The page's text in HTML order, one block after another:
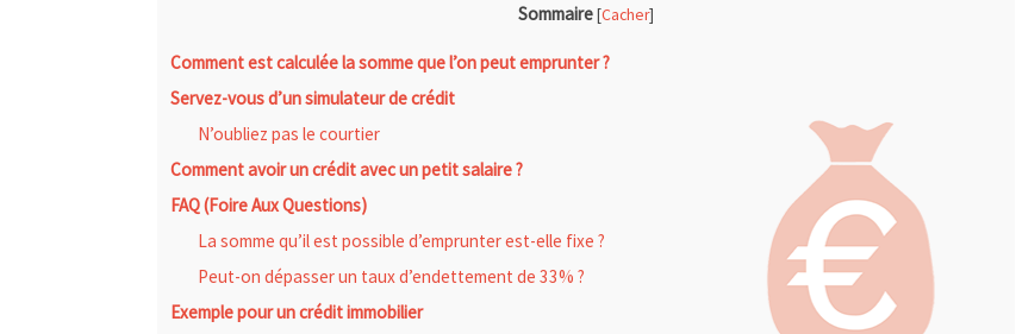
Sommaire[Cacher]
Comment est calculée la somme que l’on peut emprunter ?
Servez-vous d’un simulateur de crédit
N’oubliez pas le courtier
Comment avoir un crédit avec un petit salaire ?
FAQ (Foire Aux Questions)
La somme qu’il est possible d’emprunter est-elle fixe ?
Peut-on dépasser un taux d’endettement de 33% ?
Exemple pour un crédit immobilier